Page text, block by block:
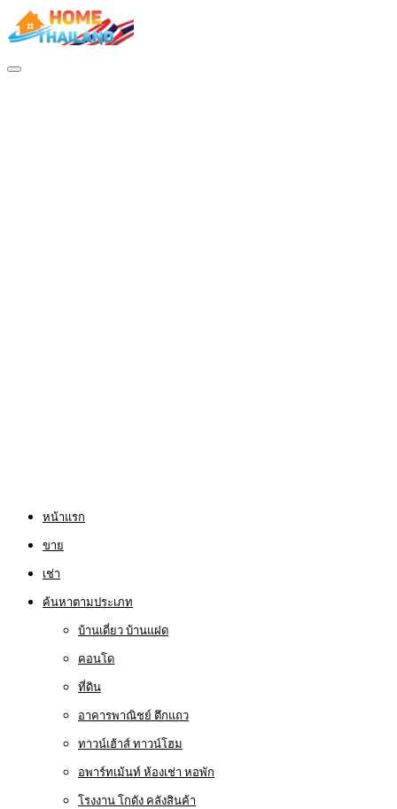
หน้าแรก
ขาย
เช่า
ค้นหาตามประเภท
บ้านเดี่ยว บ้านแฝด
คอนโด
ที่ดิน
อาคารพาณิชย์ ตึกแถว
ทาวน์เฮ้าส์ ทาวน์โฮม
อพาร์ทเม้นท์ ห้องเช่า หอพัก
โรงงาน โกดัง คลังสินค้า